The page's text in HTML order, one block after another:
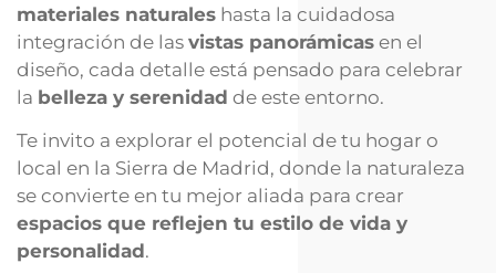
materiales naturales hasta la cuidadosa
integración de las vistas panorámicas en el
diseño, cada detalle está pensado para celebrar
la belleza y serenidad de este entorno.
Te invito a explorar el potencial de tu hogar o
local en la Sierra de Madrid, donde la naturaleza
se convierte en tu mejor aliada para crear
espacios que reflejen tu estilo de vida y
personalidad.